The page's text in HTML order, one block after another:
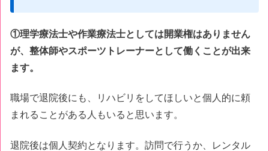
①理学療法士や作業療法士としては開業権はありません
が、整体師やスポーツトレーナーとして働くことが出来
ます。
職場で退院後にも、リハビリをしてほしいと個人的に頼
まれることがある人もいると思います。
退院後は個人契約となります。訪問で行うか、レンタル